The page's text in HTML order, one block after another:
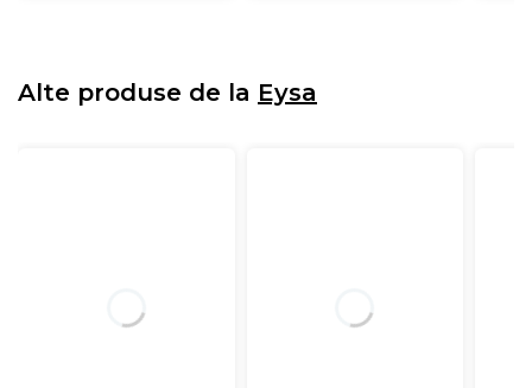
Alte produse de la Eysa